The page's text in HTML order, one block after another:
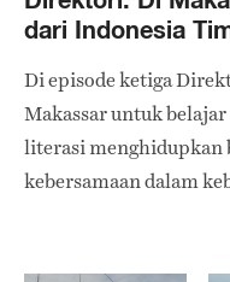
dari Indonesia
Di episode ketiga
Makassar untuk
literasi menghidupkan
kebersamaan dalam